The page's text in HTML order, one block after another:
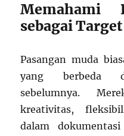
Memahami
sebagai
Pasangan muda
yang berbeda
sebelumnya.
kreativitas,
dalam